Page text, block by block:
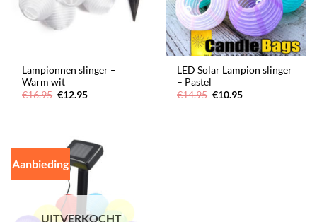
Lampionnen slinger –
Warm wit
€16.95 Oorspronkelijke
€12.95Huidige
LED Solar Lampion slinger
– Pastel
€14.95 Oorspronkelijke
€10.95Huidige
Aanbieding
UITVERKOCHT